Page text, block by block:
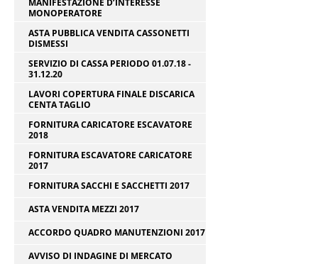
MANIFESTAZIONE D’INTERESSE
MONOPERATORE
ASTA PUBBLICA VENDITA CASSONETTI
DISMESSI
SERVIZIO DI CASSA PERIODO 01.07.18 -
31.12.20
LAVORI COPERTURA FINALE DISCARICA
CENTA TAGLIO
FORNITURA CARICATORE ESCAVATORE
2018
FORNITURA ESCAVATORE CARICATORE
2017
FORNITURA SACCHI E SACCHETTI 2017
ASTA VENDITA MEZZI 2017
ACCORDO QUADRO MANUTENZIONI 2017
AVVISO DI INDAGINE DI MERCATO